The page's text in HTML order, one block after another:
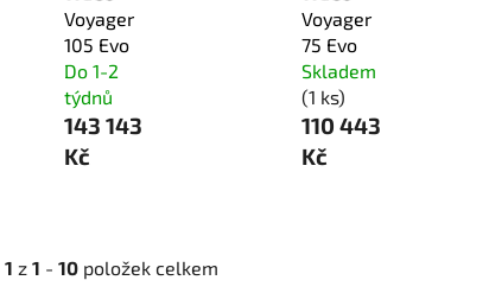
Voyager
105 Evo
Do 1-2
týdnů
143 143
Kč
Voyager
75 Evo
Skladem
(1 ks)
110 443
Kč
1 z 1 - 10 položek celkem